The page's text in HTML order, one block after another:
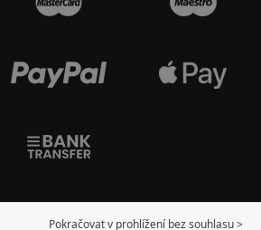
Pokračovat v prohlížení bez souhlasu >